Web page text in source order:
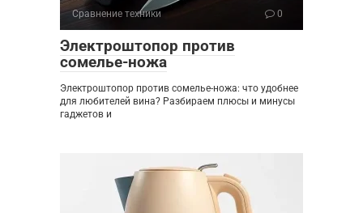
Сравнение техники 0
Электроштопор против
сомелье-ножа
Электроштопор против сомелье-ножа: что удобнее
для любителей вина? Разбираем плюсы и минусы
гаджетов и